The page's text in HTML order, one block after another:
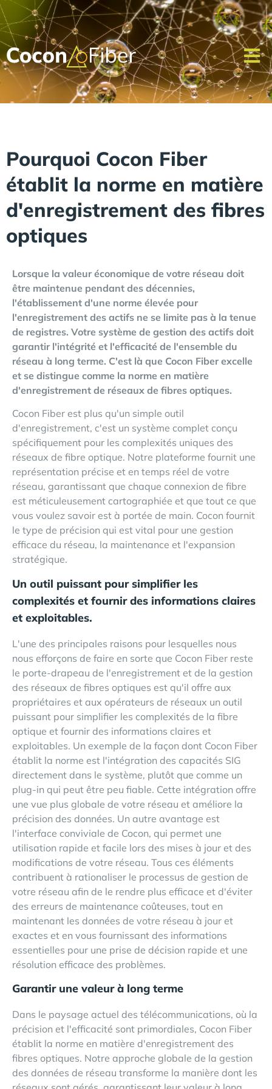
Pourquoi Cocon Fiber
établit la norme en matière
d'enregistrement des fibres
optiques
Lorsque la valeur économique de votre réseau doit
être maintenue pendant des décennies,
l'établissement d'une norme élevée pour
l'enregistrement des actifs ne se limite pas à la tenue
de registres. Votre système de gestion des actifs doit
garantir l'intégrité et l'efficacité de l'ensemble du
réseau à long terme. C'est là que Cocon Fiber excelle
et se distingue comme la norme en matière
d'enregistrement de réseaux de fibres optiques.
Cocon Fiber est plus qu'un simple outil
d'enregistrement, c'est un système complet conçu
spécifiquement pour les complexités uniques des
réseaux de fibre optique. Notre plateforme fournit une
représentation précise et en temps réel de votre
réseau, garantissant que chaque connexion de fibre
est méticuleusement cartographiée et que tout ce que
vous voulez savoir est à portée de main. Cocon fournit
le type de précision qui est vital pour une gestion
efficace du réseau, la maintenance et l'expansion
stratégique.
Un outil puissant pour simplifier les
complexités et fournir des informations claires
et exploitables.
L'une des principales raisons pour lesquelles nous
nous efforçons de faire en sorte que Cocon Fiber reste
le porte-drapeau de l'enregistrement et de la gestion
des réseaux de fibres optiques est qu'il offre aux
propriétaires et aux opérateurs de réseaux un outil
puissant pour simplifier les complexités de la fibre
optique et fournir des informations claires et
exploitables. Un exemple de la façon dont Cocon Fiber
établit la norme est l'intégration des capacités SIG
directement dans le système, plutôt que comme un
plug-in qui peut être peu fiable. Cette intégration offre
une vue plus globale de votre réseau et améliore la
précision des données. Un autre avantage est
l'interface conviviale de Cocon, qui permet une
utilisation rapide et facile lors des mises à jour et des
modifications de votre réseau. Tous ces éléments
contribuent à rationaliser le processus de gestion de
votre réseau afin de le rendre plus efficace et d'éviter
des erreurs de maintenance coûteuses, tout en
maintenant les données de votre réseau à jour et
exactes et en vous fournissant des informations
essentielles pour une prise de décision rapide et une
résolution efficace des problèmes.
Garantir une valeur à long terme
Dans le paysage actuel des télécommunications, où la
précision et l'efficacité sont primordiales, Cocon Fiber
établit la norme en matière d'enregistrement des
fibres optiques. Notre approche globale de la gestion
des données de réseau transforme la manière dont les